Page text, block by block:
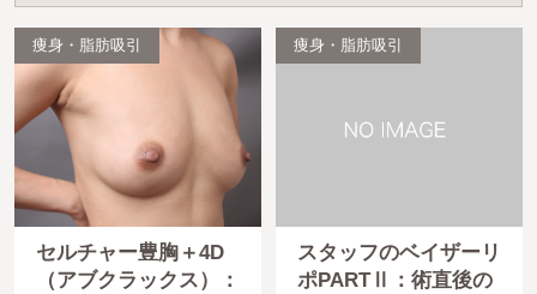
痩身・脂肪吸引
セルチャー豊胸＋4D
（アブクラックス）：
痩身・脂肪吸引
スタッフのベイザーリ
ポPARTⅡ：術直後の